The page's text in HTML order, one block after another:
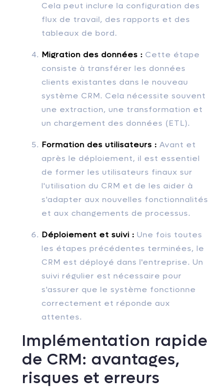
Cela peut inclure la configuration des
flux de travail, des rapports et des
tableaux de bord.
Migration des données : Cette étape
consiste à transférer les données
clients existantes dans le nouveau
système CRM. Cela nécessite souvent
une extraction, une transformation et
un chargement des données (ETL).
Formation des utilisateurs : Avant et
après le déploiement, il est essentiel
de former les utilisateurs finaux sur
l'utilisation du CRM et de les aider à
s'adapter aux nouvelles fonctionnalités
et aux changements de processus.
Déploiement et suivi : Une fois toutes
les étapes précédentes terminées, le
CRM est déployé dans l'entreprise. Un
suivi régulier est nécessaire pour
s'assurer que le système fonctionne
correctement et réponde aux
attentes.
Implémentation rapide
de CRM: avantages,
risques et erreurs